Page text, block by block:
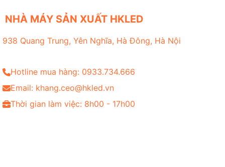
NHÀ MÁY SẢN XUẤT HKLED
938 Quang Trung, Yên Nghĩa, Hà Đông, Hà Nội
Hotline mua hàng: 0933.734.666
Email: khang.ceo@hkled.vn
Thời gian làm việc: 8h00 - 17h00